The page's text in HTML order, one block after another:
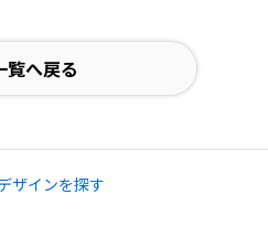
覧へ戻る
ザインを探す